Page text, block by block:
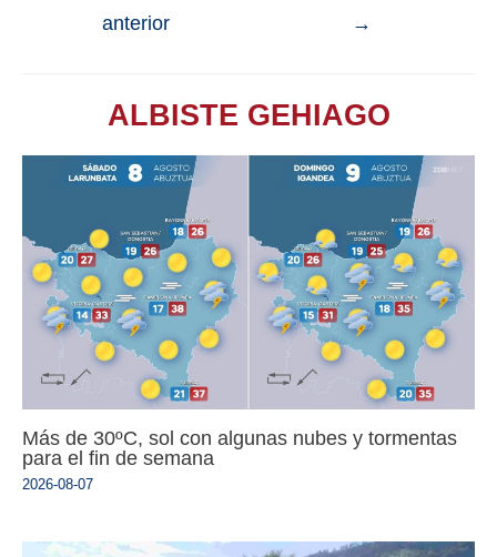
anterior
→
ALBISTE GEHIAGO
Más de 30ºC, sol con algunas nubes y tormentas
para el fin de semana
2026-08-07